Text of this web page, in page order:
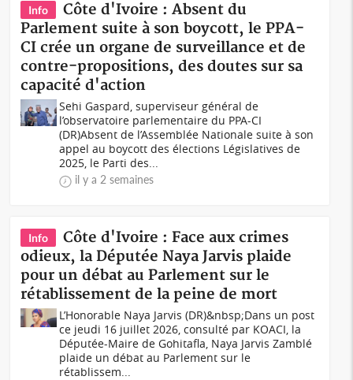
Info
Côte d'Ivoire : Absent du
Parlement suite à son boycott, le PPA-
CI crée un organe de surveillance et de
contre-propositions, des doutes sur sa
capacité d'action
Sehi Gaspard, superviseur général de
l’observatoire parlementaire du PPA-CI
(DR)Absent de l’Assemblée Nationale suite à son
appel au boycott des élections Législatives de
2025, le Parti des...
il y a 2 semaines
Info
Côte d'Ivoire : Face aux crimes
odieux, la Députée Naya Jarvis plaide
pour un débat au Parlement sur le
rétablissement de la peine de mort
L’Honorable Naya Jarvis (DR)&nbsp;Dans un post
ce jeudi 16 juillet 2026, consulté par KOACI, la
Députée-Maire de Gohitafla, Naya Jarvis Zamblé
plaide un débat au Parlement sur le
rétablissem...